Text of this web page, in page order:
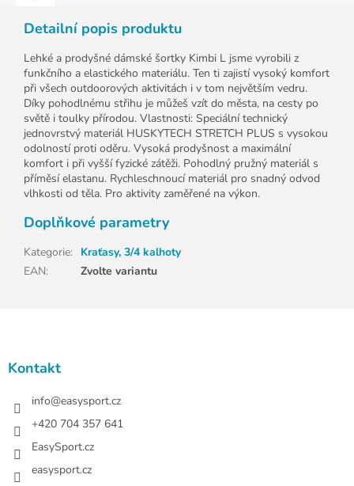
Detailní popis produktu
Lehké a prodyšné dámské šortky Kimbi L jsme vyrobili z
funkčního a elastického materiálu. Ten ti zajistí vysoký komfort
při všech outdoorových aktivitách i v tom největším vedru.
Díky pohodlnému střihu je můžeš vzít do města, na cesty po
světě i toulky přírodou. Vlastnosti: Speciální technický
jednovrstvý materiál HUSKYTECH STRETCH PLUS s vysokou
odolností proti oděru. Vysoká prodyšnost a maximální
komfort i při vyšší fyzické zátěži. Pohodlný pružný materiál s
příměsí elastanu. Rychleschnoucí materiál pro snadný odvod
vlhkosti od těla. Pro aktivity zaměřené na výkon.
Doplňkové parametry
Kategorie: Kraťasy, 3/4 kalhoty
EAN: Zvolte variantu
Kontakt
info@easysport.cz
+420 704 357 641
EasySport.cz
easysport.cz